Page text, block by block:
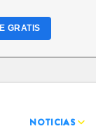
NOTICIAS
GRATIS